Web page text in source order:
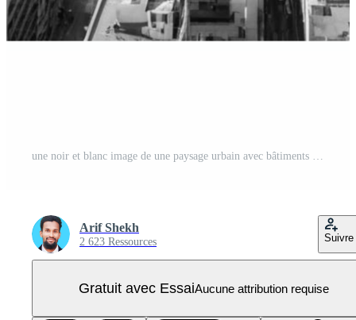
une noir et blanc image de une paysage urbain avec bâtiments de au dessus PNG Pro
Arif Shekh
2 623 Ressources Suivre
Gratuit avec EssaiAucune attribution requise